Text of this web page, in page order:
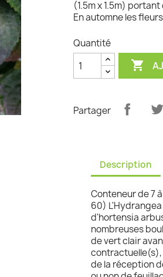
(1.5m x 1.5m)
En automne les
Quantité

Partager
Description
Conteneur de 7
60)
d'hortensia
nombreuses
de vert clair
contractuelle(s),
de la réception